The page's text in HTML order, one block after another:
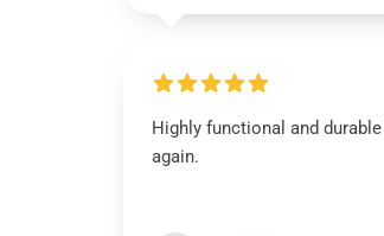
Highly functional and
again.